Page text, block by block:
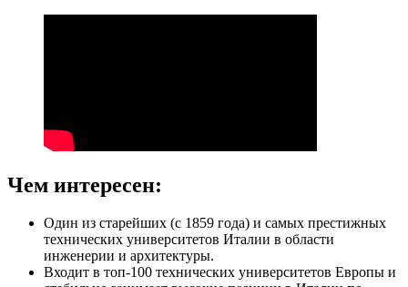
Чем интересен:
Один из старейших (с 1859 года) и самых престижных
технических университетов Италии в области
инженерии и архитектуры.
Входит в топ-100 технических университетов Европы и